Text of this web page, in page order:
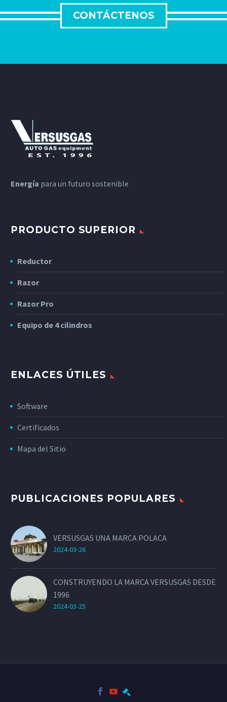
CONTÁCTENOS
Energía para un futuro sostenible
PRODUCTO SUPERIOR
Reductor
Razor
Razor Pro
Equipo de 4 cilindros
ENLACES ÚTILES
Software
Certificados
Mapa del Sitio
PUBLICACIONES POPULARES
VERSUSGAS UNA MARCA POLACA
2024-03-26
CONSTRUYENDO LA MARCA VERSUSGAS DESDE
1996
2024-03-25